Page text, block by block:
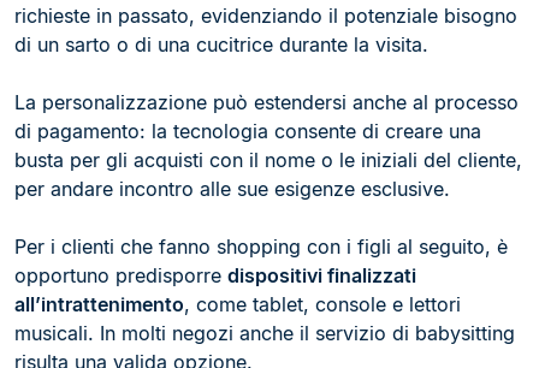
richieste in passato, evidenziando il potenziale bisogno
di un sarto o di una cucitrice durante la visita.
La personalizzazione può estendersi anche al processo
di pagamento: la tecnologia consente di creare una
busta per gli acquisti con il nome o le iniziali del cliente,
per andare incontro alle sue esigenze esclusive.
Per i clienti che fanno shopping con i figli al seguito, è
opportuno predisporre dispositivi finalizzati
all’intrattenimento, come tablet, console e lettori
musicali. In molti negozi anche il servizio di babysitting
risulta una valida opzione.